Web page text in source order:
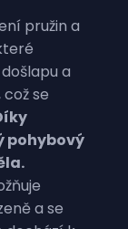
pružin a
a
se
pohybový
a se